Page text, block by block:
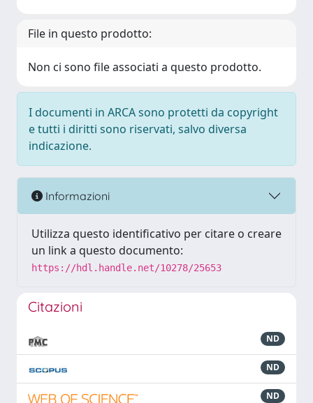
File in questo prodotto:
Non ci sono file associati a questo prodotto.
I documenti in ARCA sono protetti da copyright
e tutti i diritti sono riservati, salvo diversa
indicazione.
Informazioni
Utilizza questo identificativo per citare o creare
un link a questo documento:
https://hdl.handle.net/10278/25653
Citazioni
ND
ND
ND